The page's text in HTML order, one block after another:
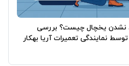
نشدن یخچال چیست؟ بررسی
نمایندگی تعمیرات آریا بهکار